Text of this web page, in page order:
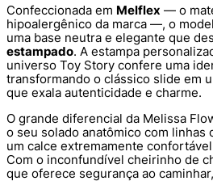
Confeccionada em Melflex — o
hipoalergênico da marca —, o
uma base neutra e elegante que
estampado. A estampa
universo Toy Story confere uma
transformando o clássico slide em
que exala autenticidade e charme.
O grande diferencial da Melissa
o seu solado anatômico com linhas
um calce extremamente
Com o inconfundível cheirinho de
que oferece segurança ao